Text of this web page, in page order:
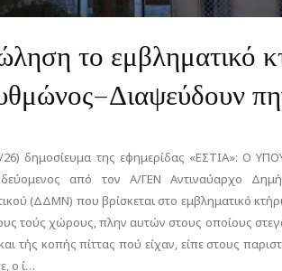
το εμβληματικό
δημοσίευμα της εφημερίδας «ΕΣΤΙΑ»: Ο
από τον Α/ΓΕΝ Αντιναύαρχο
(ΔΔΜΝ) που βρίσκεται στο εμβληματικό
τούς χώρους, πλην αυτών στους οποίους
τής κοπής πίττας πού είχαν, είπε στους
ο ί…